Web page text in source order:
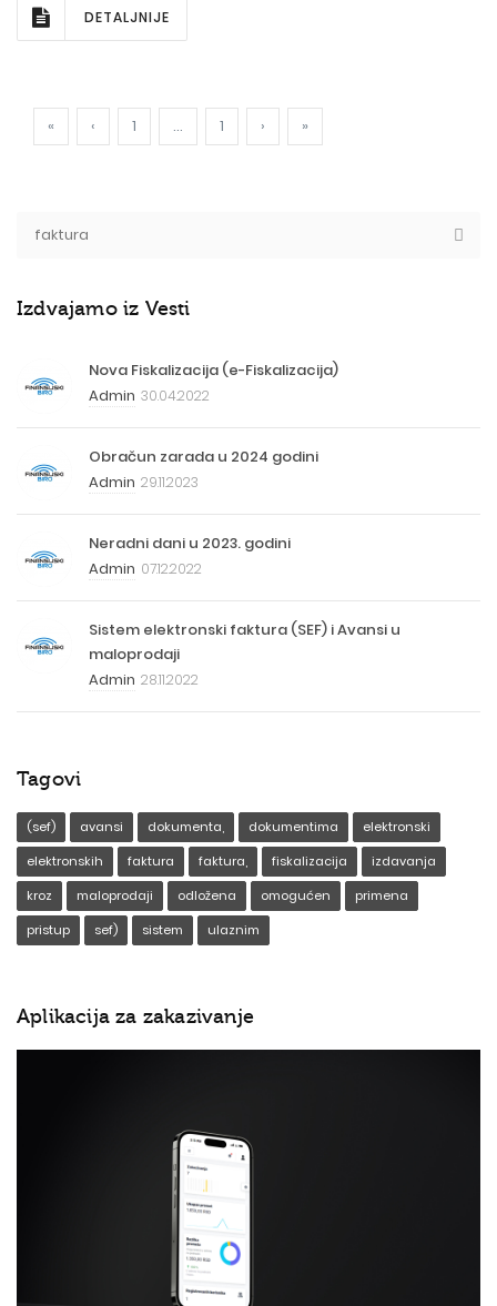
DETALJNIJE
« ‹ 1 ... 1 › »
Izdvajamo iz Vesti
Nova Fiskalizacija (e-Fiskalizacija)
Admin 30.04.2022
Obračun zarada u 2024 godini
Admin 29.11.2023
Neradni dani u 2023. godini
Admin 07.12.2022
Sistem elektronski faktura (SEF) i Avansi u
maloprodaji
Admin 28.11.2022
Tagovi
(sef) avansi dokumenta, dokumentima
elektronski
elektronskih
faktura faktura, fiskalizacija
izdavanja
kroz
maloprodaji odložena omogućen
primena
pristup
sef) sistem ulaznim
Aplikacija za zakazivanje